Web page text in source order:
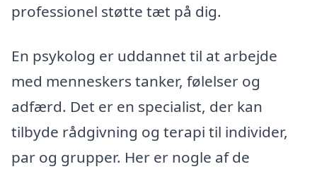
professionel støtte tæt på dig.
En psykolog er uddannet til at arbejde
med menneskers tanker, følelser og
adfærd. Det er en specialist, der kan
tilbyde rådgivning og terapi til individer,
par og grupper. Her er nogle af de